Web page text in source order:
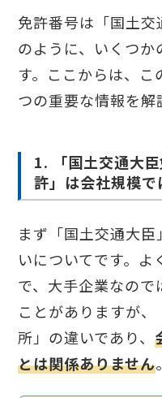
免許番号は「国土交
のように、いくつか
す。ここからは、
つの重要な情報を解
1. 「国土交通大
許」は会社規模
まず「国土交通大
いについてです。よ
で、大手企業なので
ことがありますが
所」の違いであり、
とは関係ありません。